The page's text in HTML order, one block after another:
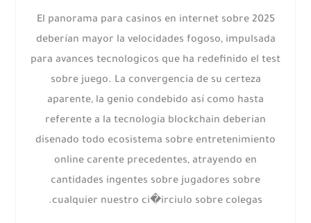
El panorama para casinos en internet sobre 2025
deberían mayor la velocidades fogoso, impulsada
para avances tecnologicos que ha redefinido el test
sobre juego. La convergencia de su certeza
aparente, la genio condebido así­ como hasta
referente a la tecnologia blockchain deberian
disenado todo ecosistema sobre entretenimiento
online carente precedentes, atrayendo en
cantidades ingentes sobre jugadores sobre
cualquier nuestro ci�irciulo sobre colegas.